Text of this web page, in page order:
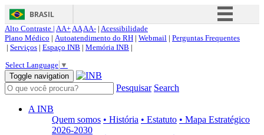
BRASIL
Simplifique!
Acesso à informação
Canais
Alto Contraste | AA+AAAA- | Acessibilidade
Plano Médico | Autoatendimento do RH | Webmail | Perguntas Frequentes
| Serviços | Espaço INB | Memória INB |
Select Language ▼
Toggle navigation
Pesquisar Search
A INB
Quem somos • História • Estatuto • Mapa Estratégico
2026-2030